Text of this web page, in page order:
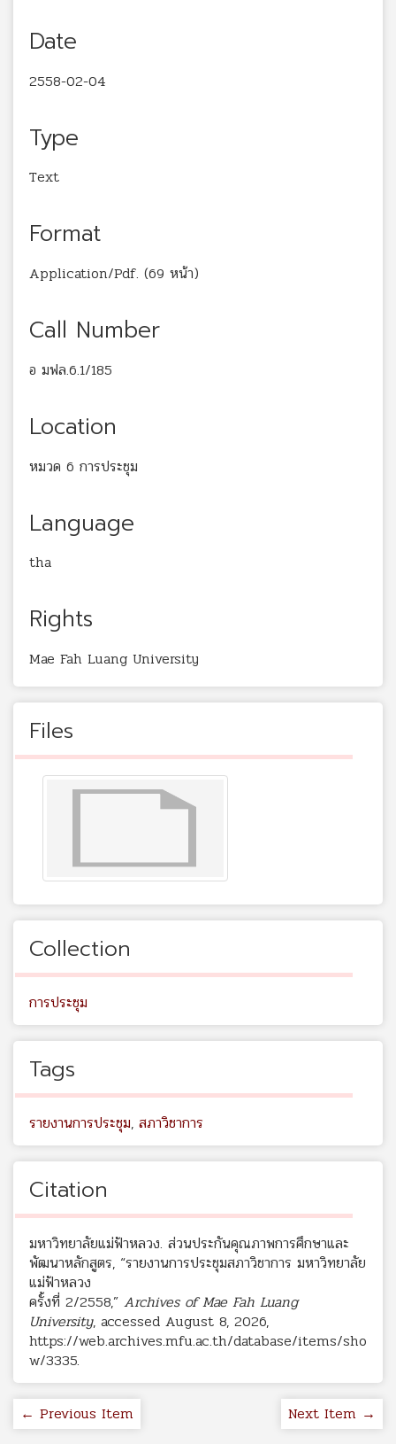
Date
2558-02-04
Type
Text
Format
Application/Pdf. (69 หน้า)
Call Number
อ มฟล.6.1/185
Location
หมวด 6 การประชุม
Language
tha
Rights
Mae Fah Luang University
Files
Collection
การประชุม
Tags
รายงานการประชุม, สภาวิชาการ
Citation
มหาวิทยาลัยแม่ฟ้าหลวง. ส่วนประกันคุณภาพการศึกษาและ
พัฒนาหลักสูตร, “รายงานการประชุมสภาวิชาการ มหาวิทยาลัย
แม่ฟ้าหลวง
ครั้งที่ 2/2558,” Archives of Mae Fah Luang
University, accessed August 8, 2026,
https://web.archives.mfu.ac.th/database/items/sho
w/3335.
← Previous Item Next Item →